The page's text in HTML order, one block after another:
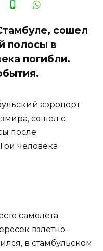
сошел
полосы в
погибли.
аэропорт
сошел с
после
человека
самолета
взлетно-
в стамбульском